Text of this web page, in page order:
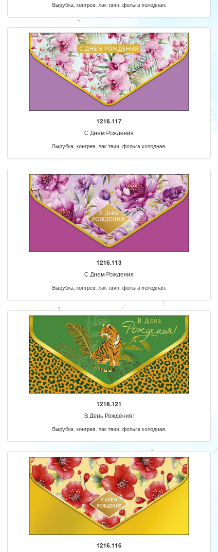
Вырубка, конгрев, лак твин, фольга холодная.
1216.117
С Днем Рождения
Вырубка, конгрев, лак твин, фольга холодная.
1216.113
С Днем Рождения
Вырубка, конгрев, лак твин, фольга холодная.
1216.121
В День Рождения!
Вырубка, конгрев, лак твин, фольга холодная.
1216.116